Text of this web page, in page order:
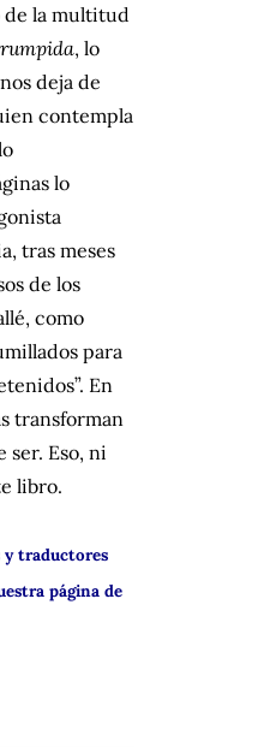
la multitud
, lo
deja de
contempla
lo
tras meses
de los
como
para
En
transforman
ser. Eso, ni
libro.
y traductores
página de